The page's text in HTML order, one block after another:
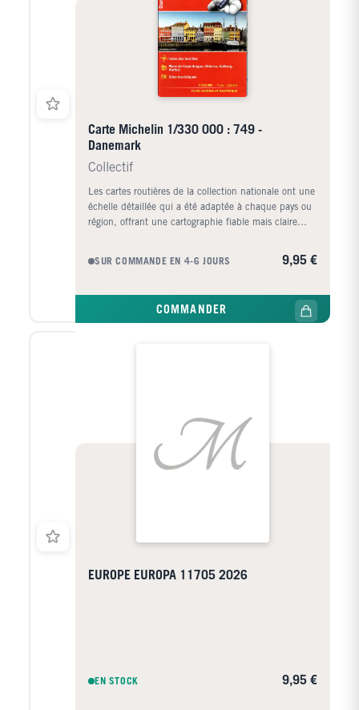
Carte Michelin 1/330 000 : 749 -
Danemark
Collectif
Les cartes routières de la collection nationale ont une
échelle détaillée qui a été adaptée à chaque pays ou
région, offrant une cartographie fiable mais claire
à la fois à leur mise à jour annuelle et à la grande
faciles à comprendre, les cartes nationales sont un
outil indispensable, non seulement pour voyager en
SUR COMMANDE EN 4-6 JOURS 9,95 €
COMMANDER
EUROPE EUROPA 11705 2026
EN STOCK 9,95 €